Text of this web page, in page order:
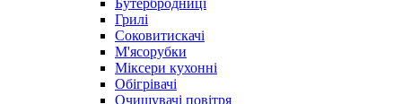
Бутербродниці
Грилі
Соковитискачі
М'ясорубки
Міксери кухонні
Обігрівачі
Очищувачі повітря